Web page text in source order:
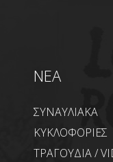
NEA
ΣΥΝΑΥΛΙΑΚΑ
ΚΥΚΛΟΦΟΡΙΕΣ
ΤΡΑΓΟΥΔΙΑ /